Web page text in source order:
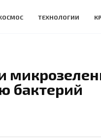
ТЕХНОЛОГИИ
бактерий